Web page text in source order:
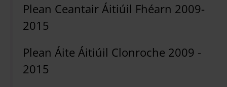
Plean Ceantair Áitiúil Fhéarn 2009-
2015
Plean Áite Áitiúil Clonroche 2009 -
2015